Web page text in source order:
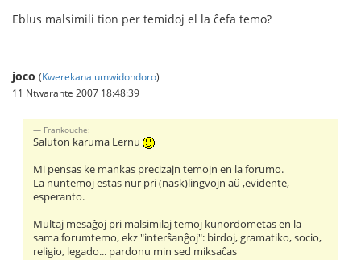
Eblus malsimili tion per temidoj el la ĉefa temo?
joco (Kwerekana umwidondoro)
11 Ntwarante 2007 18:48:39
Frankouche:
Saluton karuma Lernu
Mi pensas ke mankas precizajn temojn en la forumo.
La nuntemoj estas nur pri (nask)lingvojn aŭ ,evidente,
esperanto.
Multaj mesaĝoj pri malsimilaj temoj kunordometas en la
sama forumtemo, ekz "interŝanĝoj": birdoj, gramatiko, socio,
religio, legado... pardonu min sed miksaĉas